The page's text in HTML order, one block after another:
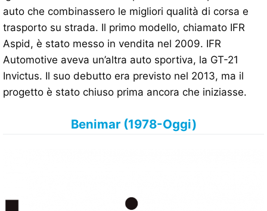
auto che combinassero le migliori qualità di corsa e
trasporto su strada. Il primo modello, chiamato IFR
Aspid, è stato messo in vendita nel 2009. IFR
Automotive aveva un’altra auto sportiva, la GT-21
Invictus. Il suo debutto era previsto nel 2013, ma il
progetto è stato chiuso prima ancora che iniziasse.
Benimar (1978-Oggi)